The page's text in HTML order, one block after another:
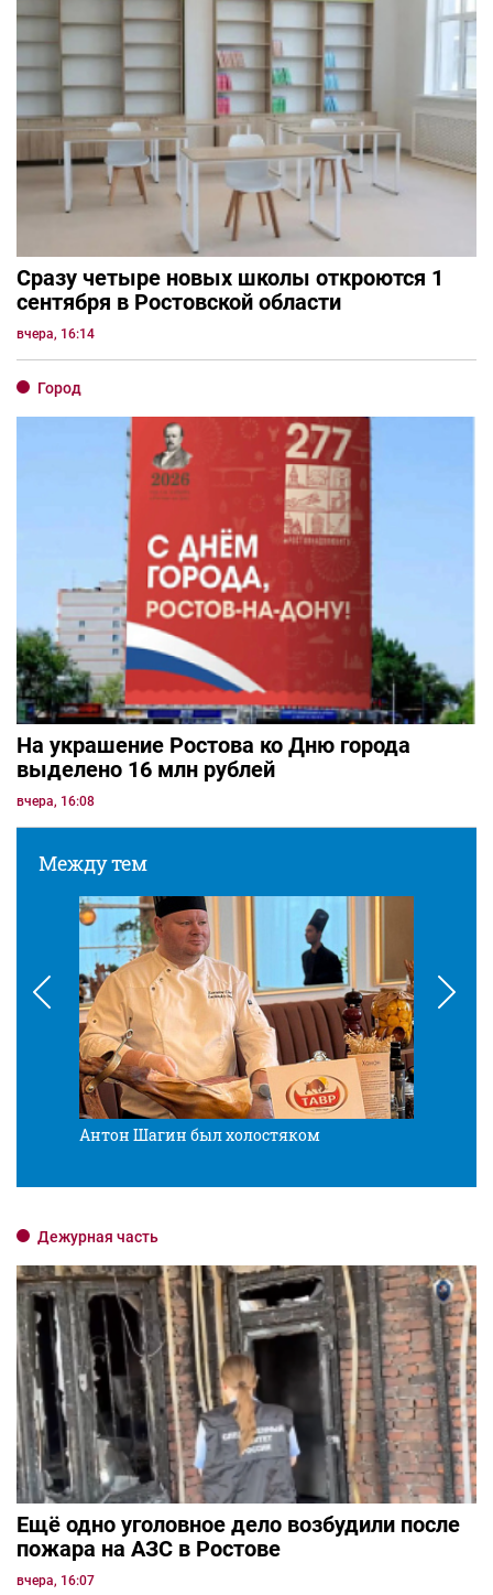
Сразу четыре новых школы откроются 1
сентября в Ростовской области
вчера, 16:14
Город
На украшение Ростова ко Дню города
выделено 16 млн рублей
вчера, 16:08
Между тем
Антон Шагин был холостяком
Дежурная часть
Ещё одно уголовное дело возбудили после
пожара на АЗС в Ростове
вчера, 16:07